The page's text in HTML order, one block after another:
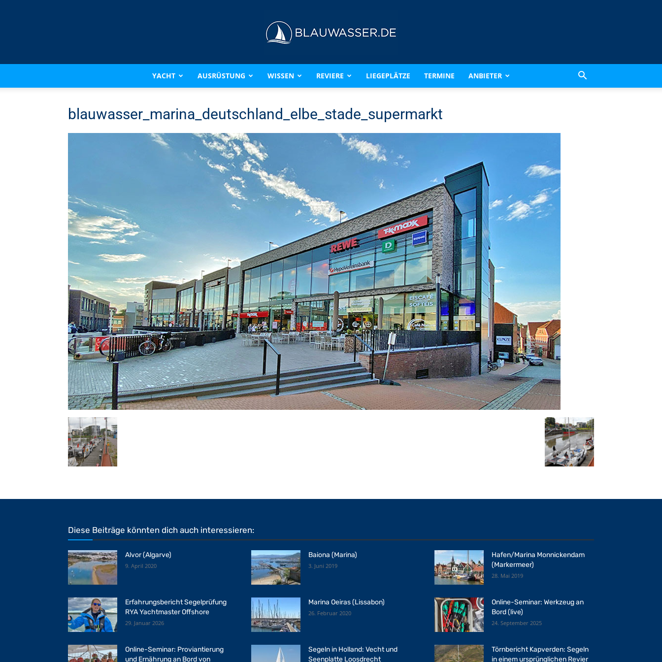
BLAUWASSER.DE
YACHT AUSRÜSTUNG WISSEN REVIERE LIEGEPLÄTZE TERMINE ANBIETER
blauwasser_marina_deutschland_elbe_stade_supermarkt
Diese Beiträge könnten dich auch interessieren:
Alvor (Algarve)
9. April 2020
Baiona (Marina)
3. Juni 2019
Hafen/Marina Monnickendam
(Markermeer)
28. Mai 2019
Erfahrungsbericht Segelprüfung
RYA Yachtmaster Offshore
29. Januar 2026
Marina Oeiras (Lissabon)
26. Februar 2020
Online-Seminar: Werkzeug an
Bord (live)
24. September 2025
Online-Seminar: Proviantierung
und Ernährung an Bord von
Segeln in Holland: Vecht und
Seenplatte Loosdrecht
Törnbericht Kapverden: Segeln
in einem ursprünglichen Revier